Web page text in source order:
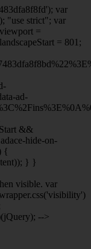
var
"use strict"; var
=
= 801;
ad-
&&
hide-on-
{
} }
visible. var
-->